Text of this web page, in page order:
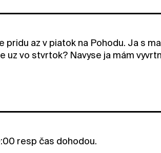
az v piatok na Pohodu. Ja s
uz vo stvrtok? Navyse ja mám
resp čas dohodou.